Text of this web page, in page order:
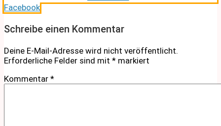
Facebook
Schreibe einen Kommentar
Deine E-Mail-Adresse wird nicht veröffentlicht.
Erforderliche Felder sind mit * markiert
Kommentar *